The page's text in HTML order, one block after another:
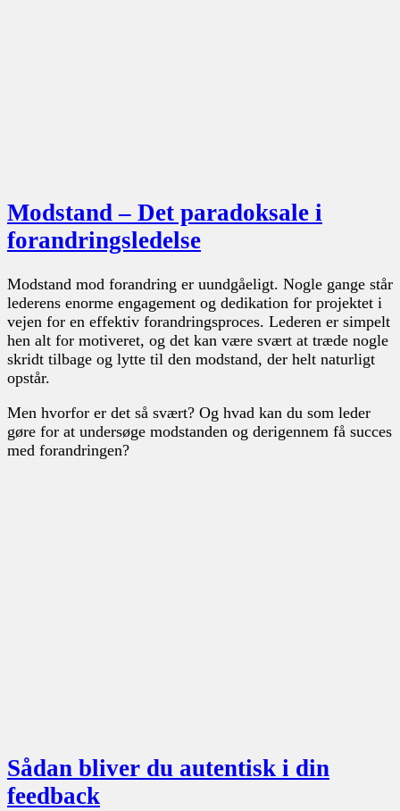
Modstand – Det paradoksale i
forandringsledelse
Modstand mod forandring er uundgåeligt. Nogle gange står
lederens enorme engagement og dedikation for projektet i
vejen for en effektiv forandringsproces. Lederen er simpelt
hen alt for motiveret, og det kan være svært at træde nogle
skridt tilbage og lytte til den modstand, der helt naturligt
opstår.
Men hvorfor er det så svært? Og hvad kan du som leder
gøre for at undersøge modstanden og derigennem få succes
med forandringen?
Sådan bliver du autentisk i din
feedback